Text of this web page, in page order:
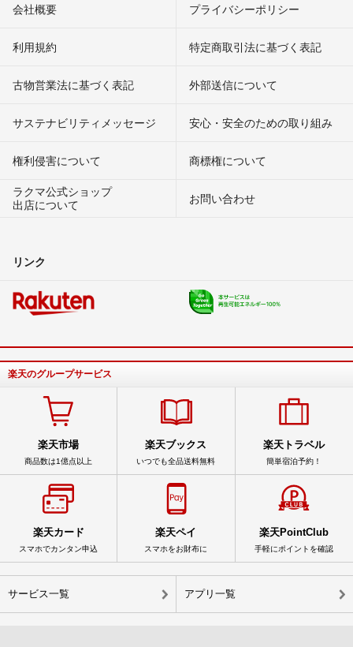
会社概要 プライバシーポリシー
利用規約 特定商取引法に基づく表記
古物営業法に基づく表記 外部送信について
サステナビリティメッセージ 安心・安全のための取り組み
権利侵害について
商標権について
ラクマ公式ショップ
出店について
お問い合わせ
リンク
楽天のグループサービス
楽天市場
商品数は1億点以上
楽天ブックス
いつでも全品送料無料
楽天トラベル
簡単宿泊予約！
楽天カード
スマホでカンタン申込
楽天ペイ
スマホをお財布に
楽天PointClub
手軽にポイントを確認
サービス一覧 アプリ一覧